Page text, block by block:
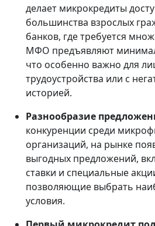
делает микрокредиты
большинства взрослых
банков, где требуется
МФО предъявляют
что особенно важно для
трудоустройства или с
историей.
Разнообразие
конкуренции среди
организаций, на рынке
выгодных предложений,
ставки и специальные
позволяющие выбрать
условия.